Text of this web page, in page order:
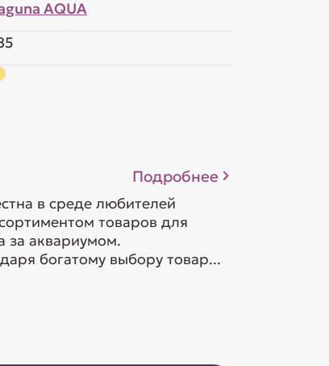
AQUA
Подробнее
в среде любителей
товаров для
за аквариумом.
богатому выбору товар...